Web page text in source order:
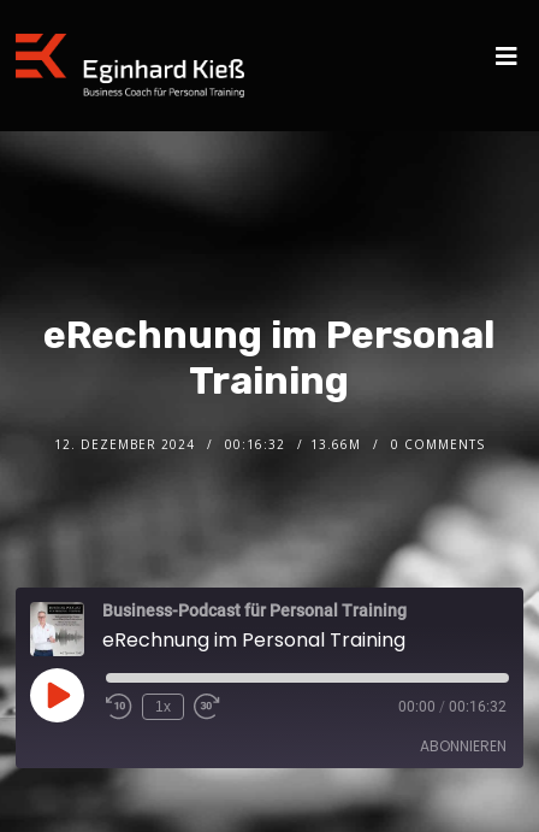
eRechnung im Personal
Training
12. DEZEMBER 2024 00:16:32 13.66M 0 COMMENTS
Business-Podcast für Personal Training
eRechnung im Personal Training
1x 00:00 / 00:16:32
ABONNIEREN
Apple Podcasts Spotify